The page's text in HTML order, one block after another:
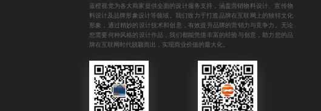
蓝橙视觉为各大商家提供全面的设计服务支持，涵盖营销物料设计
宣传物
料设计及品牌形象设计等领域。我们致力于打造品牌在互联网上的独特文化
形象，通过精妙的设计技术和创意，有效提升品牌的营销力与竞争力。无论
您需要何种风格的设计作品，我们都能凭借丰富的经验与创意，助力您的品
牌在互联网时代脱颖而出，实现商业价值的最大化。